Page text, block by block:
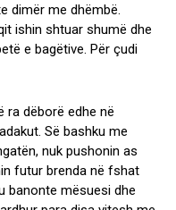
dimër me dhëmbë.
ishin shtuar shumë dhe
e bagëtive. Për çudi
ra dëborë edhe në
Së bashku me
nuk pushonin as
futur brenda në fshat
banonte mësuesi dhe